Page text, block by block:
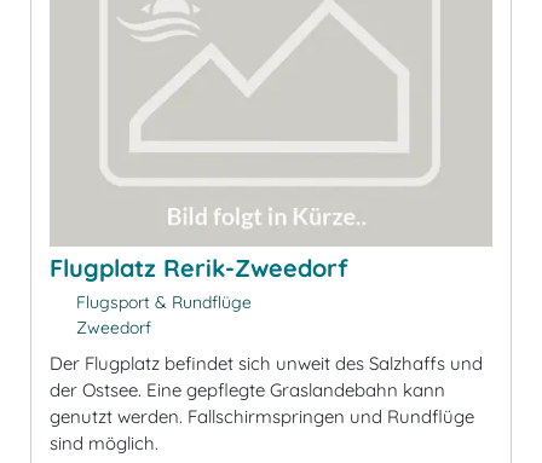
Flugplatz Rerik-Zweedorf
Flugsport & Rundflüge
Zweedorf
Der Flugplatz befindet sich unweit des Salzhaffs und
der Ostsee. Eine gepflegte Graslandebahn kann
genutzt werden. Fallschirmspringen und Rundflüge
sind möglich.